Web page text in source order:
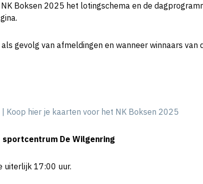
Boksen 2025 het lotingschema en de
gevolg van afmeldingen en wanneer winnaars van
| Koop hier je kaarten voor het NK Boksen 2025
De Wilgenring
uiterlijk 17:00 uur.